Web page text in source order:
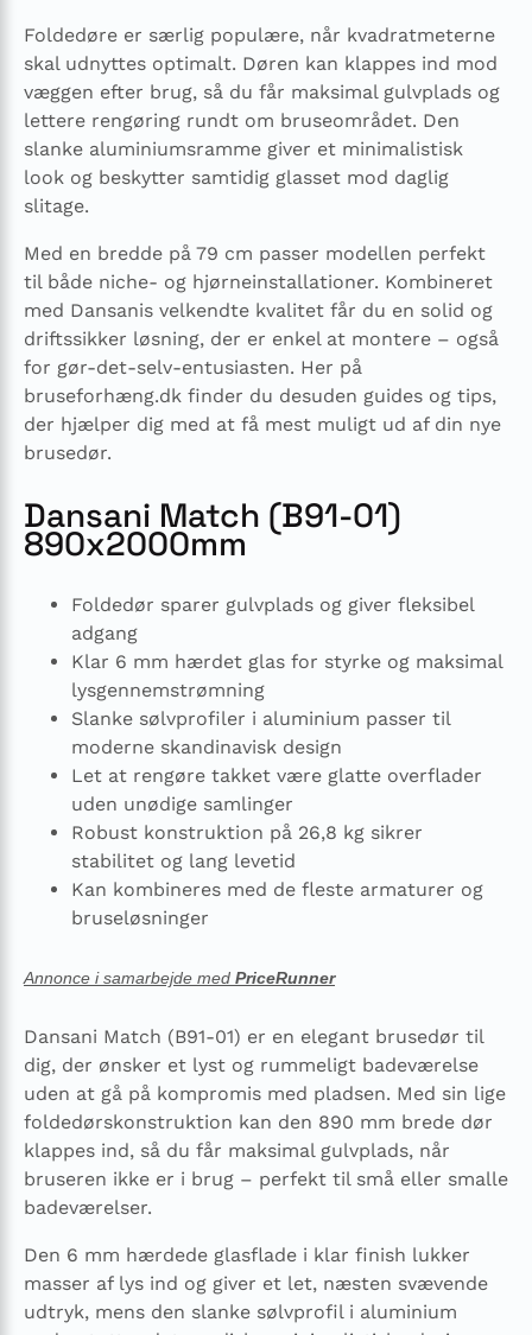
Foldedøre er særlig populære, når kvadratmeterne
skal udnyttes optimalt. Døren kan klappes ind mod
væggen efter brug, så du får maksimal gulvplads og
lettere rengøring rundt om bruseområdet. Den
slanke aluminiumsramme giver et minimalistisk
look og beskytter samtidig glasset mod daglig
slitage.
Med en bredde på 79 cm passer modellen perfekt
til både niche- og hjørneinstallationer. Kombineret
med Dansanis velkendte kvalitet får du en solid og
driftssikker løsning, der er enkel at montere – også
for gør-det-selv-entusiasten. Her på
bruseforhæng.dk finder du desuden guides og tips,
der hjælper dig med at få mest muligt ud af din nye
brusedør.
Dansani Match (B91-01)
890x2000mm
Foldedør sparer gulvplads og giver fleksibel
adgang
Klar 6 mm hærdet glas for styrke og maksimal
lysgennemstrømning
Slanke sølvprofiler i aluminium passer til
moderne skandinavisk design
Let at rengøre takket være glatte overflader
uden unødige samlinger
Robust konstruktion på 26,8 kg sikrer
stabilitet og lang levetid
Kan kombineres med de fleste armaturer og
bruseløsninger
Annonce i samarbejde med PriceRunner
Dansani Match (B91-01) er en elegant brusedør til
dig, der ønsker et lyst og rummeligt badeværelse
uden at gå på kompromis med pladsen. Med sin lige
foldedørs­konstruktion kan den 890 mm brede dør
klappes ind, så du får maksimal gulvplads, når
bruseren ikke er i brug – perfekt til små eller smalle
badeværelser.
Den 6 mm hærdede glasflade i klar finish lukker
masser af lys ind og giver et let, næsten svævende
udtryk, mens den slanke sølvprofil i aluminium